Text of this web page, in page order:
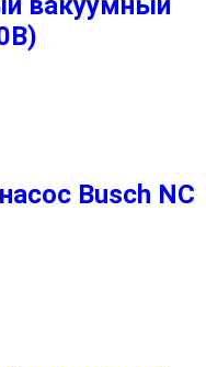
Busch NC